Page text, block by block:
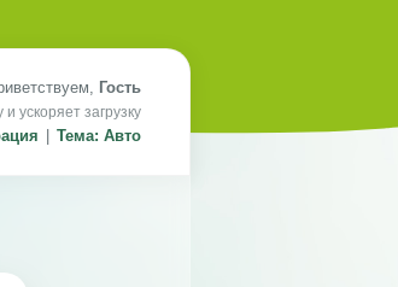
Гость
ускоряет загрузку
Тема: Авто